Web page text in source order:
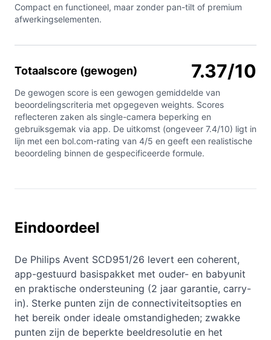
Compact en functioneel, maar zonder pan-tilt of premium
afwerkingselementen.
Totaalscore (gewogen) 7.37/10
De gewogen score is een gewogen gemiddelde van
beoordelingscriteria met opgegeven weights. Scores
reflecteren zaken als single-camera beperking en
gebruiksgemak via app. De uitkomst (ongeveer 7.4/10) ligt in
lijn met een bol.com-rating van 4/5 en geeft een realistische
beoordeling binnen de gespecificeerde formule.
Eindoordeel
De Philips Avent SCD951/26 levert een coherent,
app-gestuurd basispakket met ouder- en babyunit
en praktische ondersteuning (2 jaar garantie, carry-
in). Sterke punten zijn de connectiviteitsopties en
het bereik onder ideale omstandigheden; zwakke
punten zijn de beperkte beeldresolutie en het